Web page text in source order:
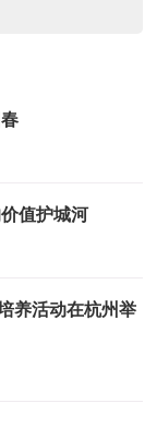
值护城河
养活动在杭州举